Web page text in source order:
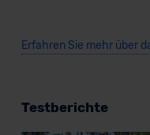
Erfahren Sie mehr über
Testberichte